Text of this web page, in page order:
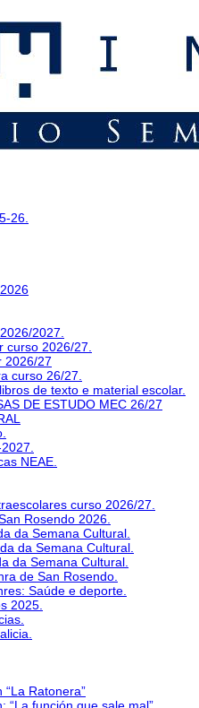
26.
2027.
curso 2026/27.
2026/27
curso 26/27.
de texto e material escolar.
DE ESTUDO MEC 26/27
NEAE.
curso 2026/27.
Rosendo 2026.
da Semana Cultural.
da Semana Cultural.
da Semana Cultural.
de San Rosendo.
Saúde e deporte.
2025.
“La Ratonera”